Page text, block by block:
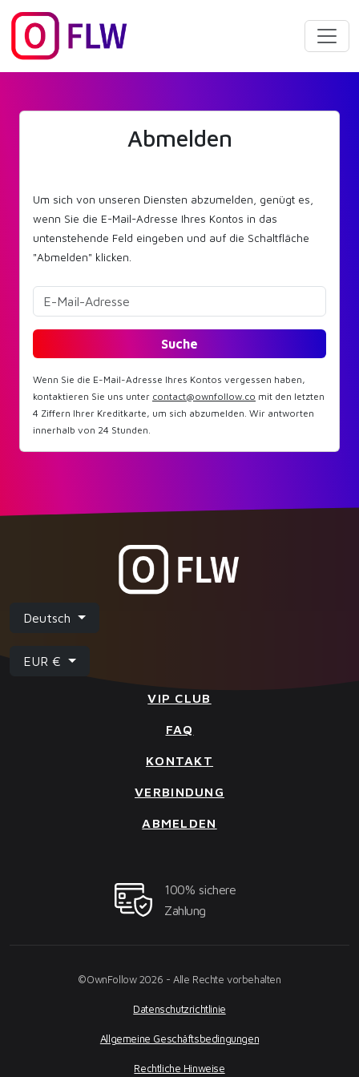
Abmelden
Um sich von unseren Diensten abzumelden, genügt es,
wenn Sie die E-Mail-Adresse Ihres Kontos in das
untenstehende Feld eingeben und auf die Schaltfläche
"Abmelden" klicken.
Suche
Wenn Sie die E-Mail-Adresse Ihres Kontos vergessen haben,
kontaktieren Sie uns unter contact@ownfollow.co mit den letzten
4 Ziffern Ihrer Kreditkarte, um sich abzumelden. Wir antworten
innerhalb von 24 Stunden.
Deutsch
EUR €
VIP CLUB
FAQ
KONTAKT
VERBINDUNG
ABMELDEN
100% sichere
Zahlung
©OwnFollow 2026 - Alle Rechte vorbehalten
Datenschutzrichtlinie
Allgemeine Geschäftsbedingungen
Rechtliche Hinweise